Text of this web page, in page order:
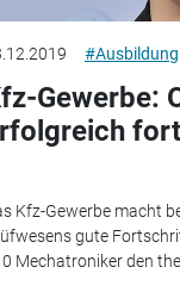
#Ausbildung
Gewerbe:
Kfz-Gewerbe macht
gute
Mechatroniker den